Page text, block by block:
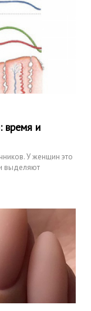
время и
У женщин это
выделяют